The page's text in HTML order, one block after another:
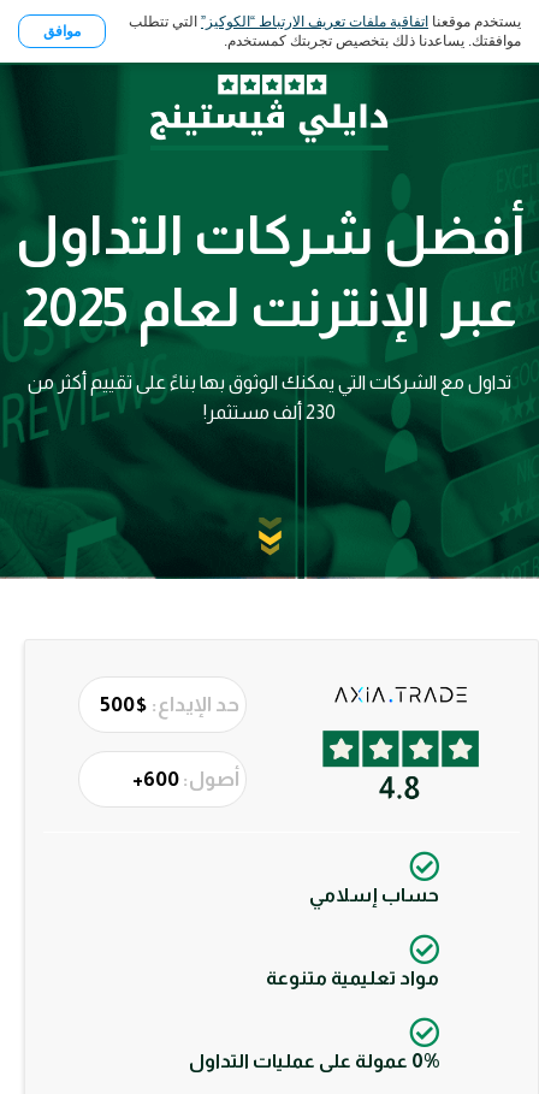
أفضل شركات التداول
عبر الإنترنت لعام 2025
تداول مع الشركات التي يمكنك الوثوق بها بناءً على تقييم أكثر من
230 ألف مستثمر!
حد الإيداع: $500
أصول: 600+
حساب إسلامي
مواد تعليمية متنوعة
‏0% عمولة على عمليات التداول
يستخدم موقعنا اتفاقية ملفات تعريف الارتباط “الكوكيز” التي تتطلب
موافقتك. يساعدنا ذلك بتخصيص تجربتك كمستخدم.
موافق